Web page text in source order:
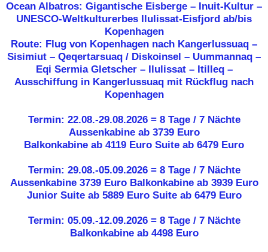
Ocean Albatros: Gigantische Eisberge – Inuit-Kultur –
UNESCO-Weltkulturerbes Ilulissat-Eisfjord ab/bis
Kopenhagen
Route: Flug von Kopenhagen nach Kangerlussuaq –
Sisimiut – Qeqertarsuaq / Diskoinsel – Uummannaq –
Eqi Sermia Gletscher – Ilulissat – Itilleq –
Ausschiffung in Kangerlussuaq mit Rückflug nach
Kopenhagen
Termin: 22.08.-29.08.2026 = 8 Tage / 7 Nächte
Aussenkabine ab 3739 Euro
Balkonkabine ab 4119 Euro Suite ab 6479 Euro
Termin: 29.08.-05.09.2026 = 8 Tage / 7 Nächte
Aussenkabine 3739 Euro Balkonkabine ab 3939 Euro
Junior Suite ab 5889 Euro Suite ab 6479 Euro
Termin: 05.09.-12.09.2026 = 8 Tage / 7 Nächte
Balkonkabine ab 4498 Euro